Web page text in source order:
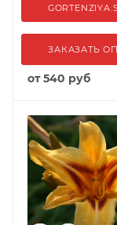
ЗАКАЗАТЬ
от540 руб